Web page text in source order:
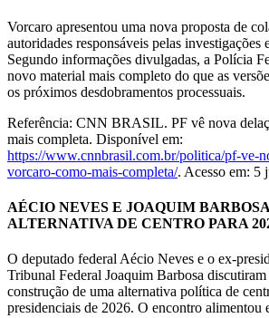
Vorcaro apresentou uma nova proposta de
autoridades responsáveis pelas investigações
Segundo informações divulgadas, a Polícia
novo material mais completo do que as
os próximos desdobramentos processuais.
Referência: CNN BRASIL. PF vê nova
mais completa. Disponível em:
https://www.cnnbrasil.com.br/politica/pf-ve-
vorcaro-como-mais-completa/. Acesso em: 5
AÉCIO NEVES E JOAQUIM
ALTERNATIVA DE CENTRO PARA
O deputado federal Aécio Neves e o ex-
Tribunal Federal Joaquim Barbosa
construção de uma alternativa política de
presidenciais de 2026. O encontro alimentou